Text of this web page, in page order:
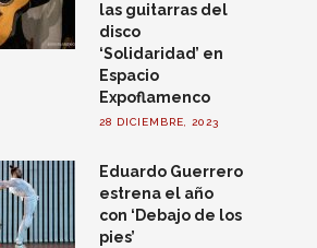
las guitarras del
disco
‘Solidaridad’ en
Espacio
Expoflamenco
28 DICIEMBRE, 2023
Eduardo Guerrero
estrena el año
con ‘Debajo de los
pies’